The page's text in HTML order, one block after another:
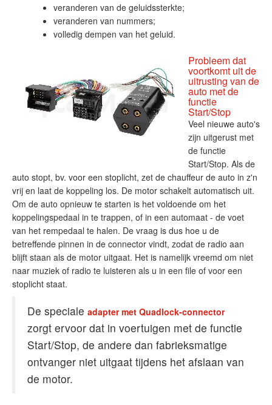
veranderen van de geluidssterkte;
veranderen van nummers;
volledig dempen van het geluid.
Probleem dat
voortkomt uit de
uitrusting van de
auto met de
functie
Start/Stop
Veel nieuwe auto's
zijn uitgerust met
de functie
Start/Stop. Als de
auto stopt, bv. voor een stoplicht, zet de chauffeur de auto in z'n
vrij en laat de koppeling los. De motor schakelt automatisch uit.
Om de auto opnieuw te starten is het voldoende om het
koppelingspedaal in te trappen, of in een automaat - de voet
van het rempedaal te halen. De vraag is dus hoe u de
betreffende pinnen in de connector vindt, zodat de radio aan
blijft staan als de motor uitgaat. Het is namelijk vreemd om niet
naar muziek of radio te luisteren als u in een file of voor een
stoplicht staat.
De speciale adapter met Quadlock-connector
zorgt ervoor dat in voertuigen met de functie
Start/Stop, de andere dan fabrieksmatige
ontvanger niet uitgaat tijdens het afslaan van
de motor.